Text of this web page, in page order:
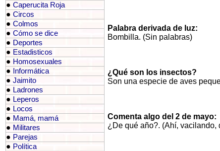
● Caperucita Roja
● Circos
● Colmos
● Cómo se dice
● Deportes
● Estadisticos
● Homosexuales
● Informática
● Jaimito
● Ladrones
● Leperos
● Locos
● Mamá, mamá
● Militares
● Parejas
● Política
Palabra derivada de luz:
Bombilla. (Sin palabras)
¿Qué son los insectos?
Son una especie de aves
Comenta algo del 2 de mayo:
¿De qué año?. (Ahí, vacilando,